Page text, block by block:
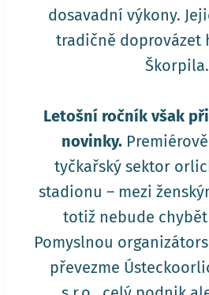
dosavadní výkony.
tradičně doprovázet
Škorpila.
Letošní ročník však
novinky.
tyčkařský sektor
stadionu – mezi
totiž nebude
Pomyslnou
převezme